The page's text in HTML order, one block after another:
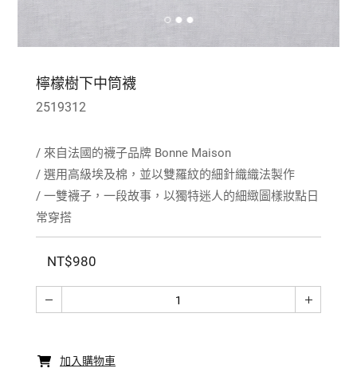
檸檬樹下中筒襪
2519312
/ 來自法國的襪子品牌 Bonne Maison
/ 選用高級埃及棉，並以雙羅紋的細針織織法製作
/ 一雙襪子，一段故事，以獨特迷人的細緻圖樣妝點日
常穿搭
NT$980
加入購物車